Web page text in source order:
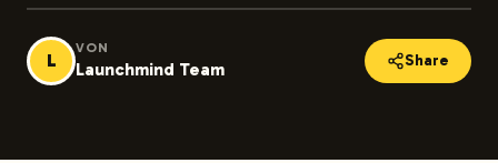
L
VON
Launchmind Team Share